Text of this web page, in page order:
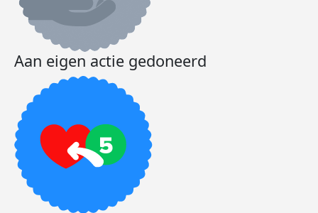
Aan eigen actie gedoneerd